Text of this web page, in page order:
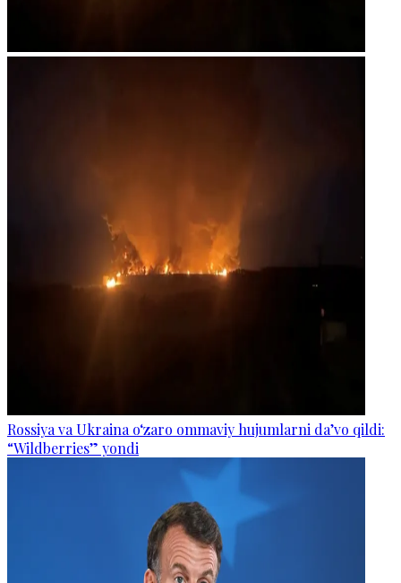
Rossiya va Ukraina o‘zaro ommaviy hujumlarni da’vo qildi:
“Wildberries” yondi